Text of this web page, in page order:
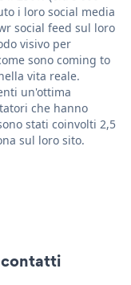
i loro social media
social feed sul loro
visivo per
sono coming to
vita reale.
un'ottima
che hanno
stati coinvolti 2,5
sul loro sito.